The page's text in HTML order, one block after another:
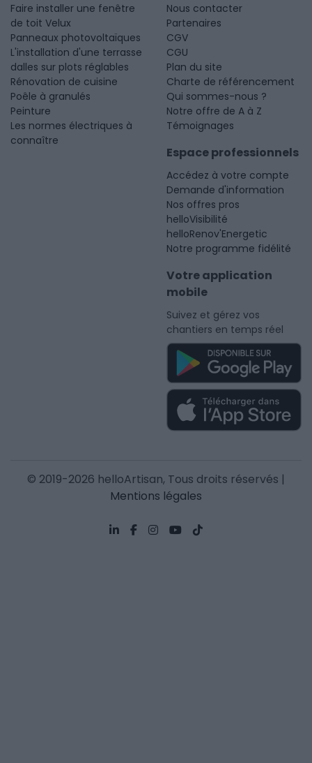
Faire installer une fenêtre
de toit Velux
Panneaux photovoltaïques
L'installation d'une terrasse
dalles sur plots réglables
Rénovation de cuisine
Poêle à granulés
Peinture
Les normes électriques à
connaître
Nous contacter
Partenaires
CGV
CGU
Plan du site
Charte de référencement
Qui sommes-nous ?
Notre offre de A à Z
Témoignages
Espace professionnels
Accédez à votre compte
Demande d'information
Nos offres pros
helloVisibilité
helloRenov'Energetic
Notre programme fidélité
Votre application
mobile
Suivez et gérez vos
chantiers en temps réel
© 2019-2026 helloArtisan, Tous droits réservés |
Mentions légales